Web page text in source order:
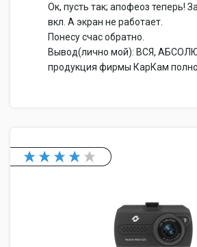
Ок, пусть так; апофеоз теперь!
вкл. А экран не работает.
Понесу счас обратно.
Вывод(лично мой): ВСЯ,
продукция фирмы КарКам